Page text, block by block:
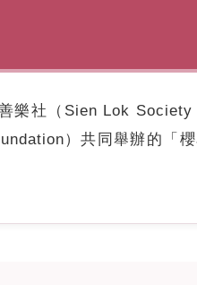
樂社（Sien Lok
）共同舉辦的「